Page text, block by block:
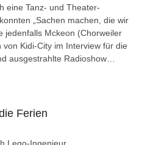
eine Tanz- und Theater-
„Sachen machen, die wir
jedenfalls Mckeon (Chorweiler
Kidi-City im Interview für die
ausgestrahlte Radioshow…
Ferien
Lego-Ingenieur,